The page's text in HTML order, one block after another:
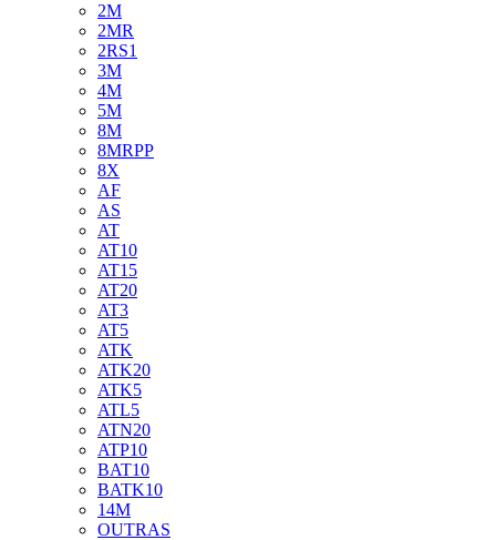
2M
2MR
2RS1
3M
4M
5M
8M
8MRPP
8X
AF
AS
AT
AT10
AT15
AT20
AT3
AT5
ATK
ATK20
ATK5
ATL5
ATN20
ATP10
BAT10
BATK10
14M
OUTRAS